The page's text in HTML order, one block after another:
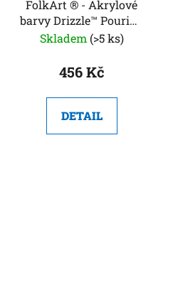
FolkArt ® - Akrylové
barvy Drizzle™ Pouring
Acrylics, 266 ml
Skladem (>5 ks)
456 Kč
DETAIL